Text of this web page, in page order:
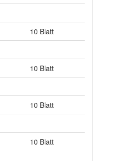
10 Blatt
10 Blatt
10 Blatt
10 Blatt